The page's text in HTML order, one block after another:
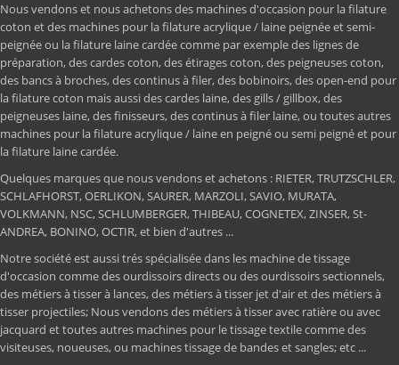
Nous vendons et nous achetons des machines d'occasion pour la filature
coton et des machines pour la filature acrylique / laine peignée et semi-
peignée ou la filature laine cardée comme par exemple des lignes de
préparation, des cardes coton, des étirages coton, des peigneuses coton,
des bancs à broches, des continus à filer, des bobinoirs, des open-end pour
la filature coton mais aussi des cardes laine, des gills / gillbox, des
peigneuses laine, des finisseurs, des continus à filer laine, ou toutes autres
machines pour la filature acrylique / laine en peigné ou semi peigné et pour
la filature laine cardée.
Quelques marques que nous vendons et achetons : RIETER, TRUTZSCHLER,
SCHLAFHORST, OERLIKON, SAURER, MARZOLI, SAVIO, MURATA,
VOLKMANN, NSC, SCHLUMBERGER, THIBEAU, COGNETEX, ZINSER, St-
ANDREA, BONINO, OCTIR, et bien d'autres ...
Notre société est aussi trés spécialisée dans les machine de tissage
d'occasion comme des ourdissoirs directs ou des ourdissoirs sectionnels,
des métiers à tisser à lances, des métiers à tisser jet d'air et des métiers à
tisser projectiles; Nous vendons des métiers à tisser avec ratière ou avec
jacquard et toutes autres machines pour le tissage textile comme des
visiteuses, noueuses, ou machines tissage de bandes et sangles; etc ...